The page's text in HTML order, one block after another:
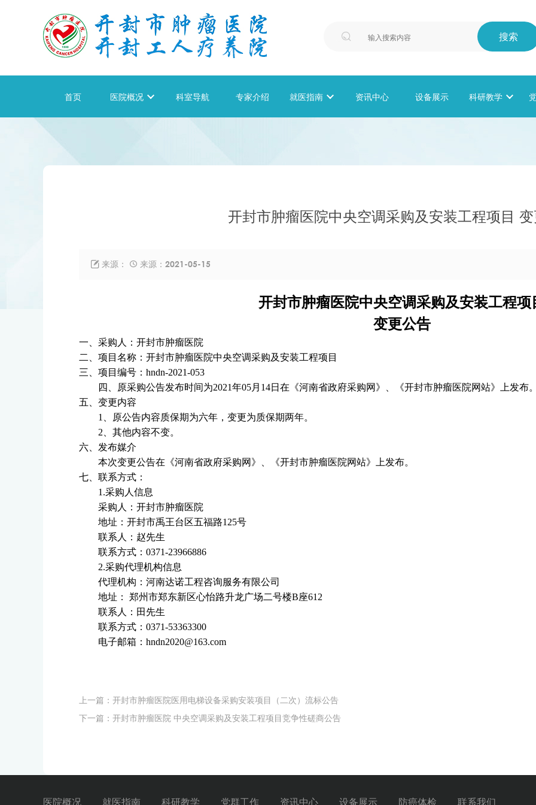
 搜索
首页 医院概况  科室导航 专家介绍 就医指南  资讯中心 设备展示 科研教学 
开封市肿瘤医院中央空调采购及安装工程项目
 来源：  来源：2021-05-15
开封市肿瘤医院中央空调采购及安装工程项
变更公告
一、采购人：开封市肿瘤医院
二、项目名称：开封市肿瘤医院中央空调采购及安装工程项目
三、项目编号： hndn-2021-053
四、原采购公告发布时间为2021年05月 14日在《河南省政府采购网》、《开封市肿瘤医院网站》上发布
五、变更内容
1
、原公告内容质保期为六年，变更为质保期两年。
2 、其他内容不变。
六、发布媒介
本次变更公告在《河南省政府采购网》、《开封市肿瘤医院网站》上发布。
七、联系方式：
1.采购人信息
采购人：开封市肿瘤医院
地址：开封市禹王台区五福路125号
联系人：赵先生
联系方式： 0371-23966886
2.采购代理机构信息
代理机构：河南达诺工程咨询服务有限公司
地址：
郑州市郑东新区心怡路升龙广场二号楼B座612
联系人：田先生
联系方式： 0371-53363300
电子邮箱： hndn2020@163.com
上一篇： 开封市肿瘤医院医用电梯设备采购安装项目（二次）流标公告
下一篇： 开封市肿瘤医院 中央空调采购及安装工程项目竞争性磋商公告
医院概况 就医指南 科研教学 党群工作 资讯中心 设备展示 防癌体检 联系我们